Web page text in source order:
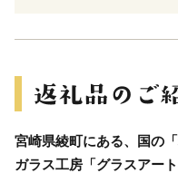
宮崎県綾町にある、国の
ガラス工房「グラスアー